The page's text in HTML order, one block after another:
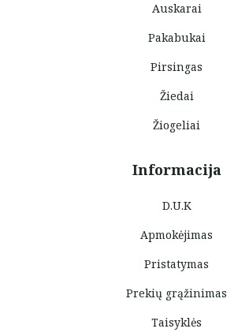
Auskarai
Pakabukai
Pirsingas
Žiedai
Žiogeliai
Informacija
D.U.K
Apmokėjimas
Pristatymas
Prekių grąžinimas
Taisyklės